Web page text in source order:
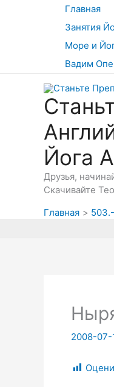
Главная
Занятия
Море и
Вадим
Йога
Друзья,
Скачивайте
Главная
2008-07-